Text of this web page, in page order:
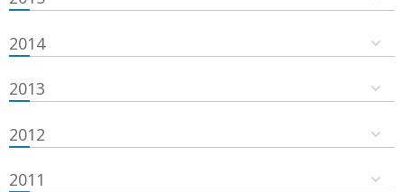
2014
2013
2012
2011